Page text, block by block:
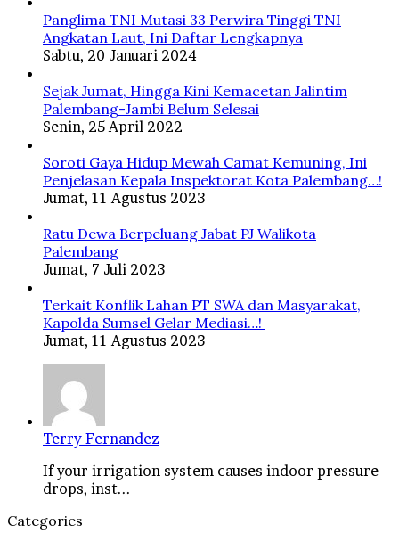
Panglima TNI Mutasi 33 Perwira Tinggi TNI
Angkatan Laut, Ini Daftar Lengkapnya
Sabtu, 20 Januari 2024
Sejak Jumat, Hingga Kini Kemacetan Jalintim
Palembang-Jambi Belum Selesai
Senin, 25 April 2022
Soroti Gaya Hidup Mewah Camat Kemuning, Ini
Penjelasan Kepala Inspektorat Kota Palembang…!
Jumat, 11 Agustus 2023
Ratu Dewa Berpeluang Jabat PJ Walikota
Palembang
Jumat, 7 Juli 2023
Terkait Konflik Lahan PT SWA dan Masyarakat,
Kapolda Sumsel Gelar Mediasi…!
Jumat, 11 Agustus 2023
Terry Fernandez
If your irrigation system causes indoor pressure
drops, inst...
Categories